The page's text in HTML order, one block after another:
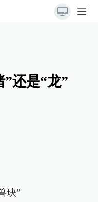
还是“龙”
玦”